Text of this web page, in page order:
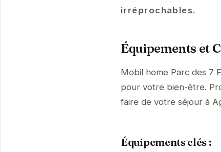
irréprochables.
Équipements et
Mobil home Parc des 7
pour votre bien-être.
faire de votre séjour à
Équipements clés :